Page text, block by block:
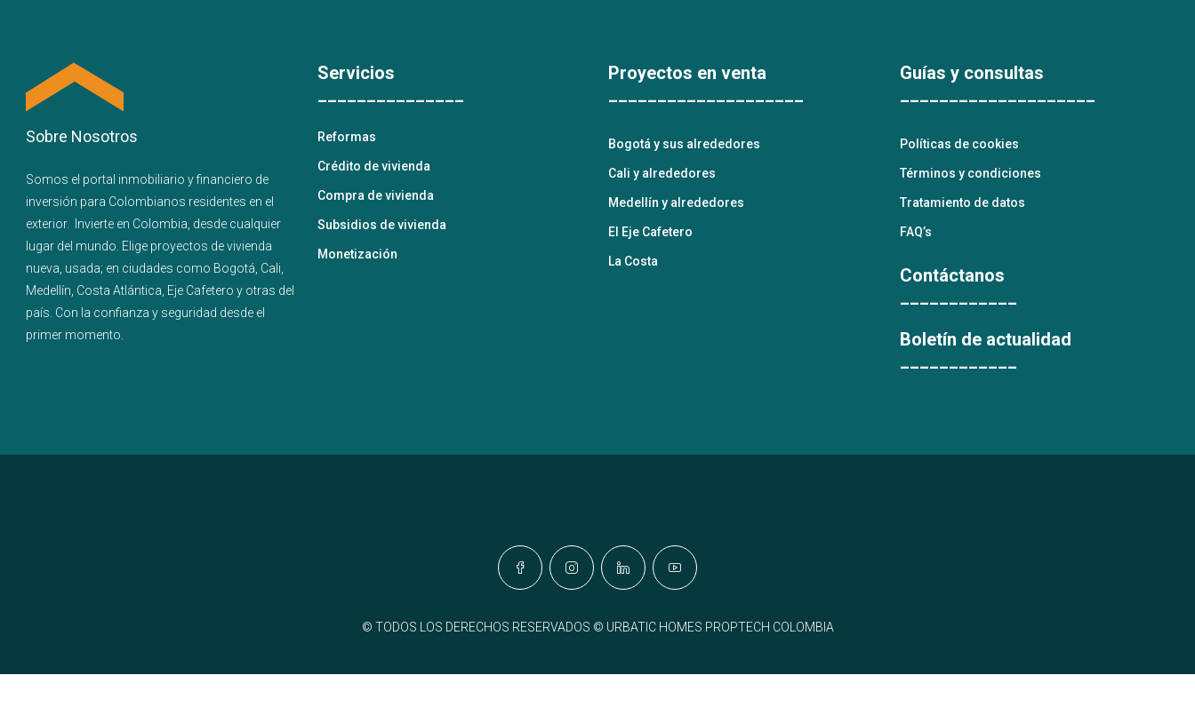
Sobre Nosotros
Somos el portal inmobiliario yfinanciero de
inversión para Colombianos residentes en el
exterior.
Invierte en Colombia, desde cualquier
lugar del mundo. Elige proyectos devivienda
nueva usada; en ciudades como Bogotá Cali
Medellín Costa Atlántica Eje Cafetero y otras del
país . Con la confianza y seguridad desde el
primer momento.
Servicios
_______________
Reformas
Crédito de vivienda
Compra de vivienda
Subsidios de vivienda
Monetización
Proyectos en venta
____________________
Bogotá y sus alrededores
Cali y alrededores
Medellín y alrededores
El Eje Cafetero
La Costa
Guías y consultas
____________________
Políticas de cookies
Términos y condiciones
Tratamiento de datos
FAQ’s
Contáctanos
____________
Boletín de actualidad
____________
© TODOS LOS DERECHOS RESERVADOS © URBATIC HOMES PROPTECH COLOMBIA